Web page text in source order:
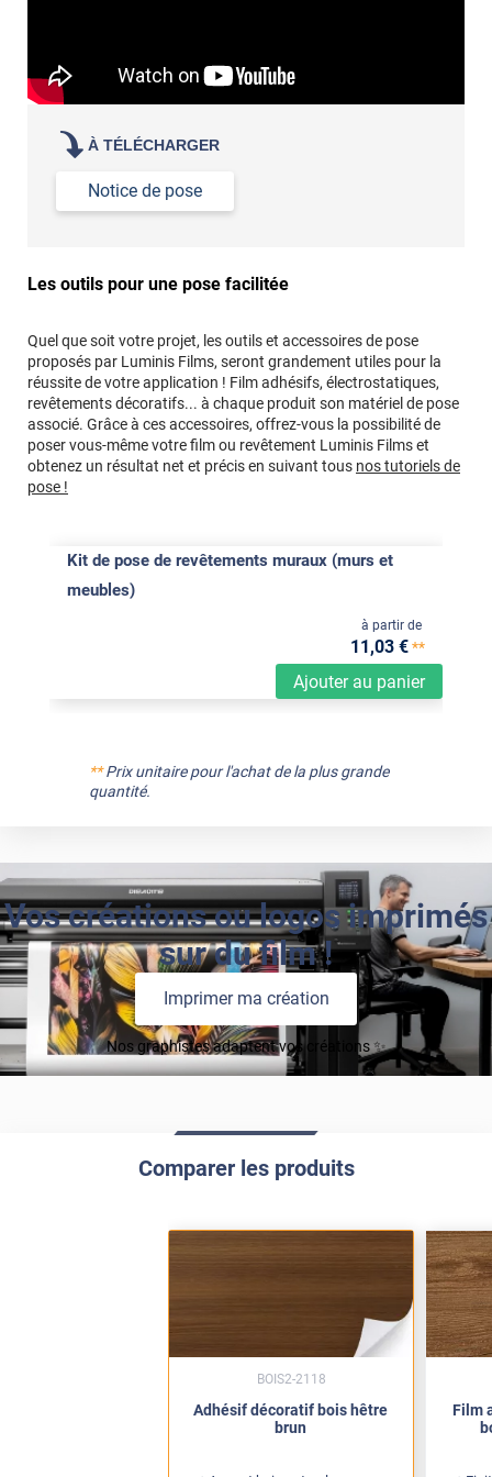
À TÉLÉCHARGER
Notice de pose
Les outils pour une pose facilitée
Quel que soit votre projet, les outils et accessoires de pose
proposés par Luminis Films, seront grandement utiles pour la
réussite de votre application ! Film adhésifs, électrostatiques,
revêtements décoratifs... à chaque produit son matériel de pose
associé. Grâce à ces accessoires, offrez-vous la possibilité de
poser vous-même votre film ou revêtement Luminis Films et
obtenez un résultat net et précis en suivant tous nos tutoriels de
pose !
Kit de pose de revêtements muraux (murs et
meubles)
Ajouter au panier
à partir de
11,03 €**
**Prix unitaire pour l'achat de la plus grande
quantité.
Vos créations ou logos imprimés
sur du film !
Imprimer ma création
Nos graphistes adaptent vos créations ✨
Comparer les produits
Adhésif décoratif bois hêtre
brun
BOIS2-2118
Film